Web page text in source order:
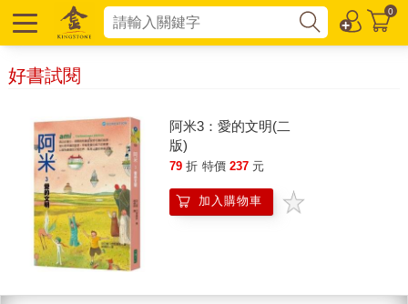
0
好書試閱
阿米3：愛的文明(二
版)
79 折 特價 237 元
加入購物車